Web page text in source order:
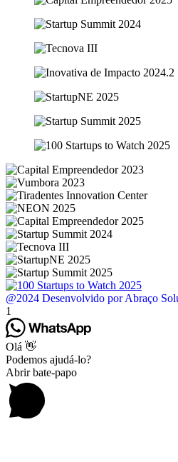
@2024 Desenvolvido por Abraço
1
Olá 👋
Podemos ajudá-lo?
Abrir bate-papo